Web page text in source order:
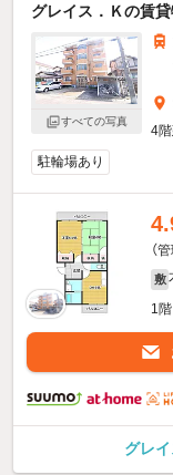
グレイス．Ｋの賃
すべての写真
4
駐輪場あり
（
敷
1
グレ